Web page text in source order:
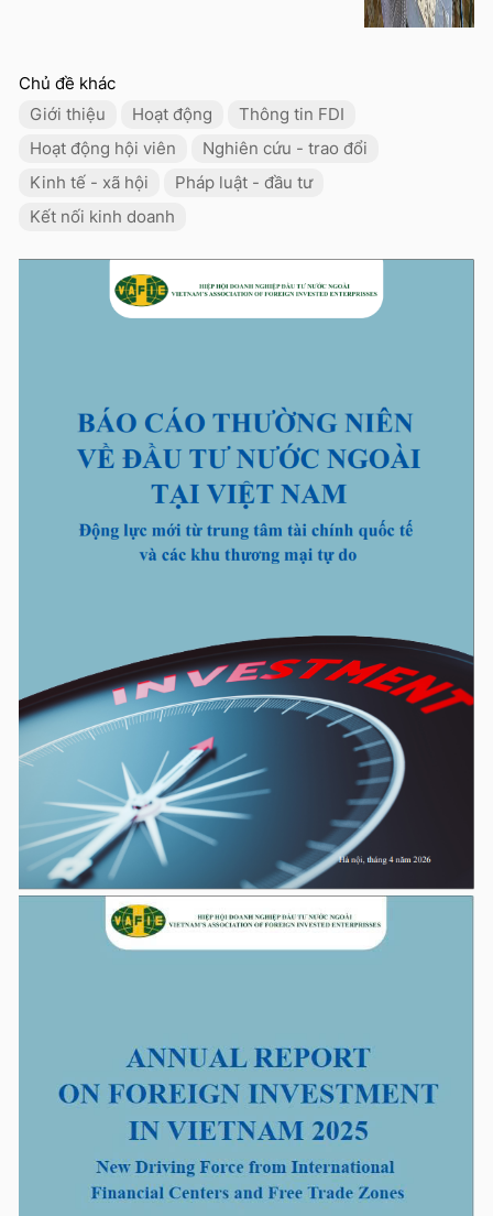
Chủ đề khác
Giới thiệu
Hoạt động
Thông tin FDI
Hoạt động hội viên
Nghiên cứu - trao đổi
Kinh tế - xã hội
Pháp luật - đầu tư
Kết nối kinh doanh